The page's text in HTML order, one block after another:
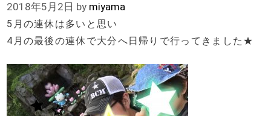
2018年5月2日 by miyama
5月の連休は多いと思い
4月の最後の連休で大分へ日帰りで行ってきました★